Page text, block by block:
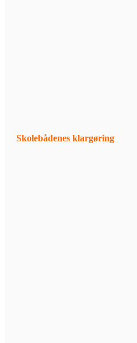
Skolebådenes klargøring